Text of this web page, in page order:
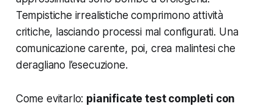
Tempistiche irrealistiche comprimono attività
critiche, lasciando processi mal configurati. Una
comunicazione carente, poi, crea malintesi che
deragliano l’esecuzione.
Come evitarlo: pianificate test completi con